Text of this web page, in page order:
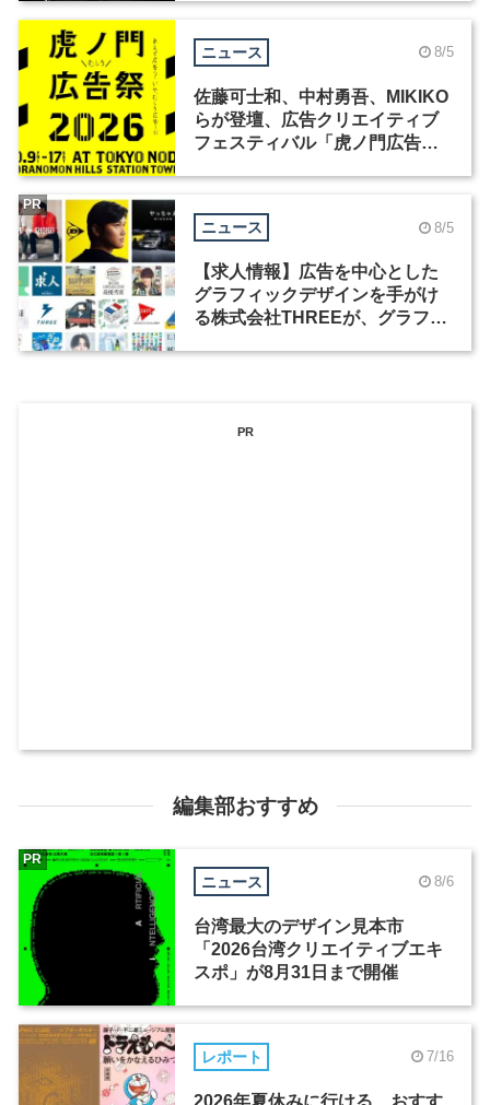
ニュース 8/5
佐藤可士和、中村勇吾、MIKIKO
らが登壇、広告クリエイティブ
フェスティバル「虎ノ門広告
ニュース 8/5
【求人情報】広告を中心とした
グラフィックデザインを手がけ
る株式会社THREEが、グラフィ
PR
PR
編集部おすすめ
ニュース 8/6
台湾最大のデザイン見本市
「2026台湾クリエイティブエキ
スポ」が8月31日まで開催
PR
レポート 7/16
2026年夏休みに行ける、おすす